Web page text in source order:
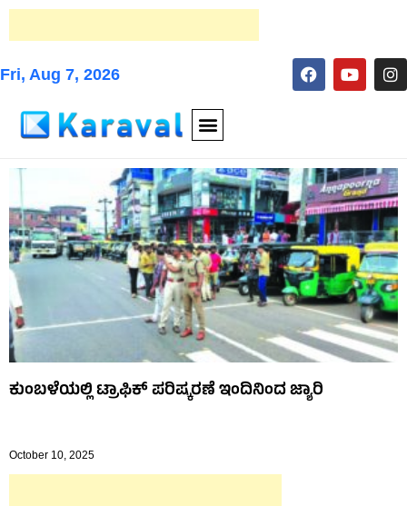
Fri, Aug 7, 2026
ಕುಂಬಳೆಯಲ್ಲಿ ಟ್ರಾಫಿಕ್ ಪರಿಷ್ಕರಣೆ ಇಂದಿನಿಂದ ಜ್ಯಾರಿ
October 10, 2025